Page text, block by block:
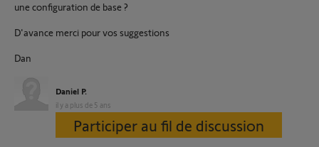
une configuration de base ?
D'avance merci pour vos suggestions
Dan
Daniel P.
il y a plus de 5 ans
Participer au fil de discussion